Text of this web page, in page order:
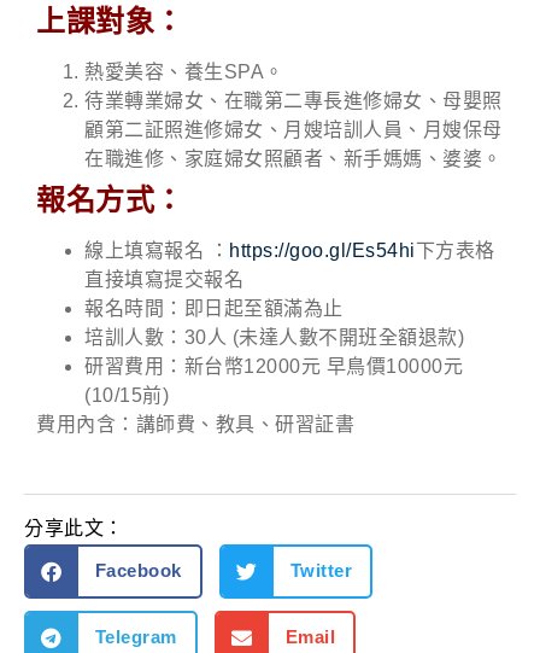
上課對象：
熱愛美容、養生SPA。
待業轉業婦女、在職第二專長進修婦女、母嬰照
顧第二証照進修婦女、月嫂培訓人員、月嫂保母
在職進修、家庭婦女照顧者、新手媽媽、婆婆。
報名方式：
線上填寫報名 ： https://goo.gl/Es54hi下方表格
直接填寫提交報名
報名時間：即日起至額滿為止
培訓人數：30人 (未達人數不開班全額退款)
研習費用：新台幣12000元 早鳥價10000元
(10/15前)
費用內含：講師費、教具、研習証書
分享此文：
Facebook Twitter
Telegram Email